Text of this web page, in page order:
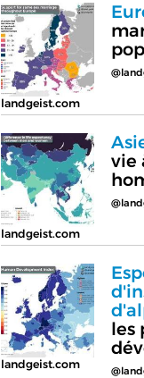
landgeist.com
landgeist.com
vie
landgeist.com
les